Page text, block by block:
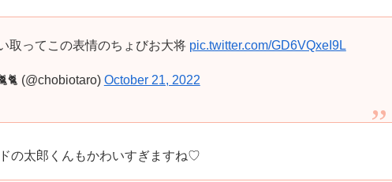
取ってこの表情のちょびお大将 pic.twitter.com/GD6VQxeI9L
(@chobiotaro) October 21, 2022
の太郎くんもかわいすぎますね♡